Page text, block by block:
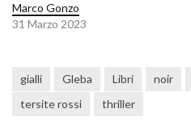
Marco Gonzo
31 Marzo 2023
gialli Gleba Libri noir
tersite rossi
thriller